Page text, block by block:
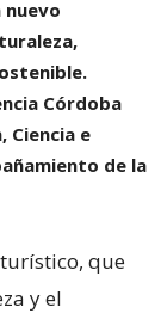
Córdoba
Ciencia e
de la
que
y el